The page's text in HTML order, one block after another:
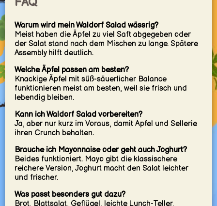
Warum wird mein Waldorf Salad wässrig?
Meist haben die Äpfel zu viel Saft abgegeben oder
der Salat stand nach dem Mischen zu lange. Spätere
Assembly hilft deutlich.
Welche Äpfel passen am besten?
Knackige Äpfel mit süß-säuerlicher Balance
funktionieren meist am besten, weil sie frisch und
lebendig bleiben.
Kann ich Waldorf Salad vorbereiten?
Ja, aber nur kurz im Voraus, damit Apfel und Sellerie
ihren Crunch behalten.
Brauche ich Mayonnaise oder geht auch Joghurt?
Beides funktioniert. Mayo gibt die klassischere
reichere Version, Joghurt macht den Salat leichter
und frischer.
Was passt besonders gut dazu?
Brot, Blattsalat, Geflügel, leichte Lunch-Teller,